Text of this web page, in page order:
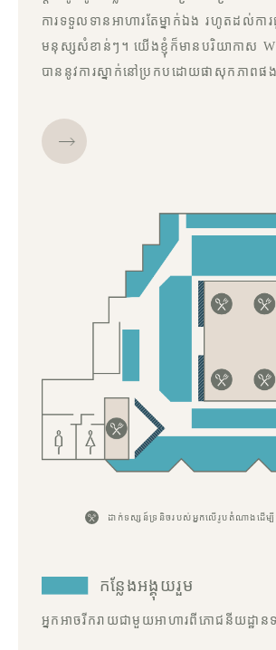
ការទទួលទានអាហារតែម្នាក់ឯង រហូតដល់ក
មនុស្សសំខាន់ៗ។ យើងខ្ញុំក៏មានបរិយាកាស
បាននូវការស្នាក់នៅប្រកបដោយផាសុកភាពផង
ដាក់​ទស្សន៍ទ្រនិច​របស់​អ្នក​លើ​រូបតំណាង​ដើម្
កន្លែងអង្គុយរួម
អ្នកអាចរីករាយជាមួយអាហារពីភោជនីយដ្ឋា